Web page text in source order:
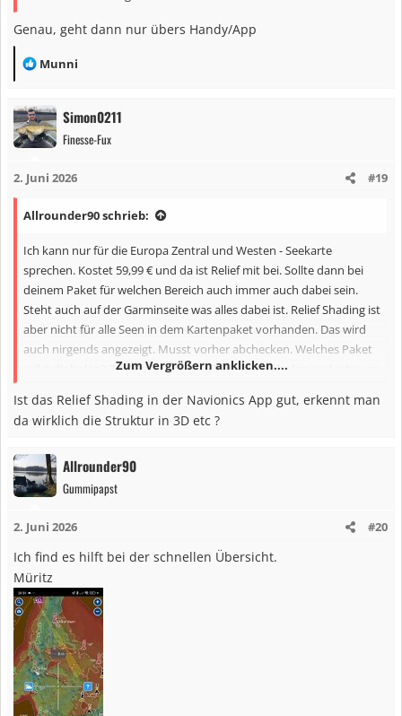
Genau, geht dann nur übers Handy/App
R
k
t
o
e
Munni
Simon0211
Finesse-Fux
2. Juni 2026 #19
Allrounder90 schrieb:
Ich kann nur für die Europa Zentral und Westen - Seekarte
sprechen. Kostet 59,99 € und da ist Relief mit bei. Sollte dann bei
deinem Paket für welchen Bereich auch immer auch dabei sein.
Steht auch auf der Garminseite was alles dabei ist. Relief Shading ist
aber nicht für alle Seen in dem Kartenpaket vorhanden. Das wird
auch nirgends angezeigt. Musst vorher abchecken. Welches Paket
willst dir holen? Zur Not einfach die Testversion holen und schauen
Anhang anzeigen 358217
Der Testzeitraum ist bei den Paketen unterschiedlich.
Ich wills nicht mehr missen, dass ist mein bestes Tool vor nem
Angeltrip und die Route schonmal grob vorab zu planen.
Guckst du hier -->
DE/p/904313/pn/010-D2106-00/
Zum Vergrößern anklicken....
Ist das Relief Shading in der Navionics App gut, erkennt man
da wirklich die Struktur in 3D etc ?
Allrounder90
Gummipapst
2. Juni 2026 #20
Ich find es hilft bei der schnellen Übersicht.
Müritz